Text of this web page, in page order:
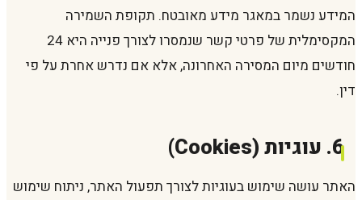
המידע נשמר במאגר מידע מאובטח. תקופת השמירה
המקסימלית של פרטי קשר שנמסרו לצורך פנייה היא 24
חודשים מיום המסירה האחרונה, אלא אם נדרש אחרת על פי
דין.
6. עוגיות (Cookies)
האתר עושה שימוש בעוגיות לצורך תפעול האתר, ניתוח שימוש